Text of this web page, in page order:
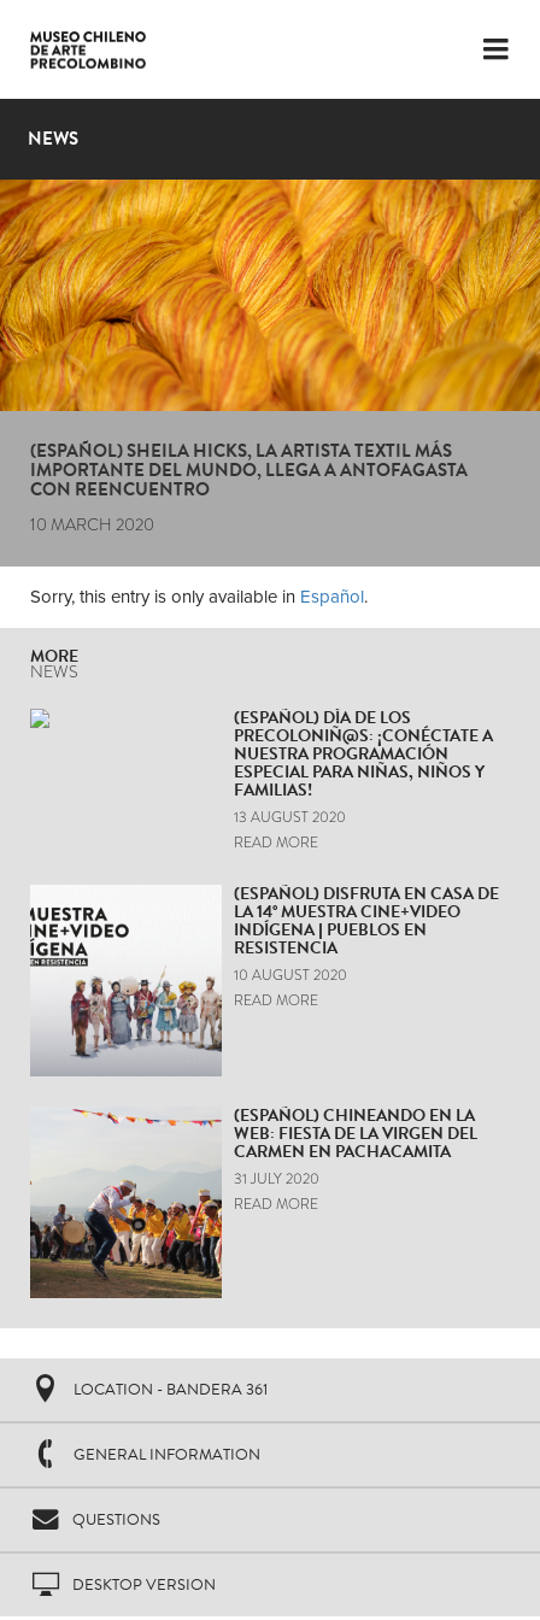
LANGUAGE
PLAN YOUR VISIT
EXHIBITIONS
COLLECTION
THE MUSEUM
NEWS
LATEST VIDEOS
NEWS
(ESPAÑOL) SHEILA HICKS, LA ARTISTA TEXTIL MÁS
IMPORTANTE DEL MUNDO, LLEGA A ANTOFAGASTA
CON REENCUENTRO
10 MARCH 2020
Sorry, this entry is only available in Español.
MORE
NEWS
(ESPAÑOL) DÍA DE LOS
PRECOLONIÑ@S: ¡CONÉCTATE A
NUESTRA PROGRAMACIÓN
ESPECIAL PARA NIÑAS, NIÑOS Y
FAMILIAS!
13 AUGUST 2020
READ MORE
(ESPAÑOL) DISFRUTA EN CASA DE
LA 14° MUESTRA CINE+VIDEO
INDÍGENA | PUEBLOS EN
RESISTENCIA
10 AUGUST 2020
READ MORE
(ESPAÑOL) CHINEANDO EN LA
WEB: FIESTA DE LA VIRGEN DEL
CARMEN EN PACHACAMITA
31 JULY 2020
READ MORE
LOCATION - BANDERA 361
GENERAL INFORMATION
QUESTIONS
DESKTOP VERSION